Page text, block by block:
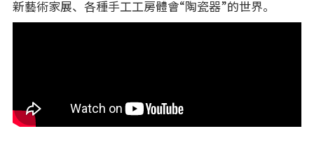
新藝術家展、各種手工工房體會“陶瓷器”的世界。